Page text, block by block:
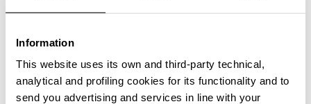
Information
This website uses its own and third-party technical,
analytical and profiling cookies for its functionality and to
send you advertising and services in line with your
Latvia /
Lebanon / en